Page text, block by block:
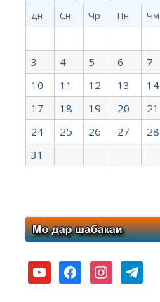
Дн Сн Чр Пн Чм
3
4 5 6 7
10
11 12 13 14
17
18 19 20 21
24
25 26 27 28
31
youtubefacebookinstagramtelegram